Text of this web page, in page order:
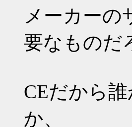
メーカーの
要なものだ
CEだから
か、